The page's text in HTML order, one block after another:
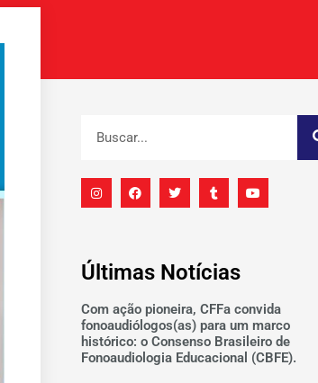
Últimas Notícias
Com ação pioneira, CFFa convida
fonoaudiólogos(as) para um marco
histórico: o Consenso Brasileiro de
Fonoaudiologia Educacional (CBFE).